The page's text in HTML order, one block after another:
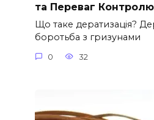
та Переваг Контролю
Що таке дератизація?
боротьба з гризунами
0 32